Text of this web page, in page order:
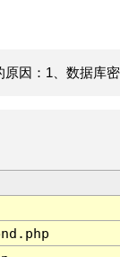
因：1、数据库